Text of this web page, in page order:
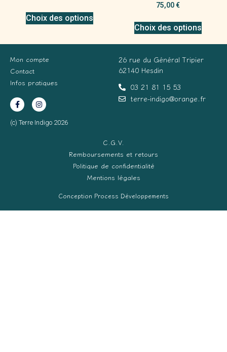
Choix des options
75,00€
Choix des options
Mon compte
Contact
Infos pratiques
(c) Terre Indigo 2026
26 rue du Général Tripier
62140 Hesdin
03 21 81 15 53
terre-indigo@orange.fr
C.G.V.
Remboursements et retours
Politique de confidentialité
Mentions légales
Conception Process Développements